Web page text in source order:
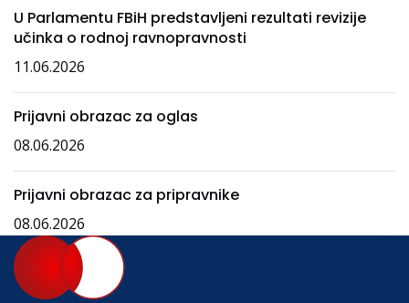
U Parlamentu FBiH predstavljeni rezultati revizije
učinka o rodnoj ravnopravnosti
11.06.2026
Prijavni obrazac za oglas
08.06.2026
Prijavni obrazac za pripravnike
08.06.2026